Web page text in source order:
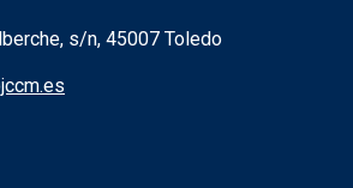
la institución
s/n, 45007 Toledo